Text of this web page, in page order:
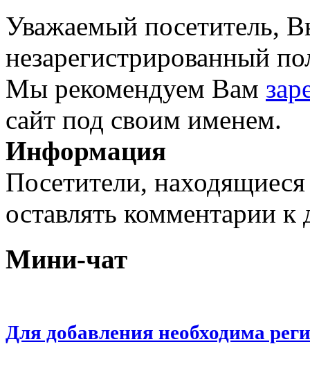
Уважаемый посетитель,
незарегистрированный
Мы рекомендуем Вам
сайт под своим именем.
Информация
Посетители,
оставлять комментарии
Мини-чат
Для добавления необходима